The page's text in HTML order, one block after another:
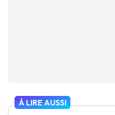
À LIRE AUSSI